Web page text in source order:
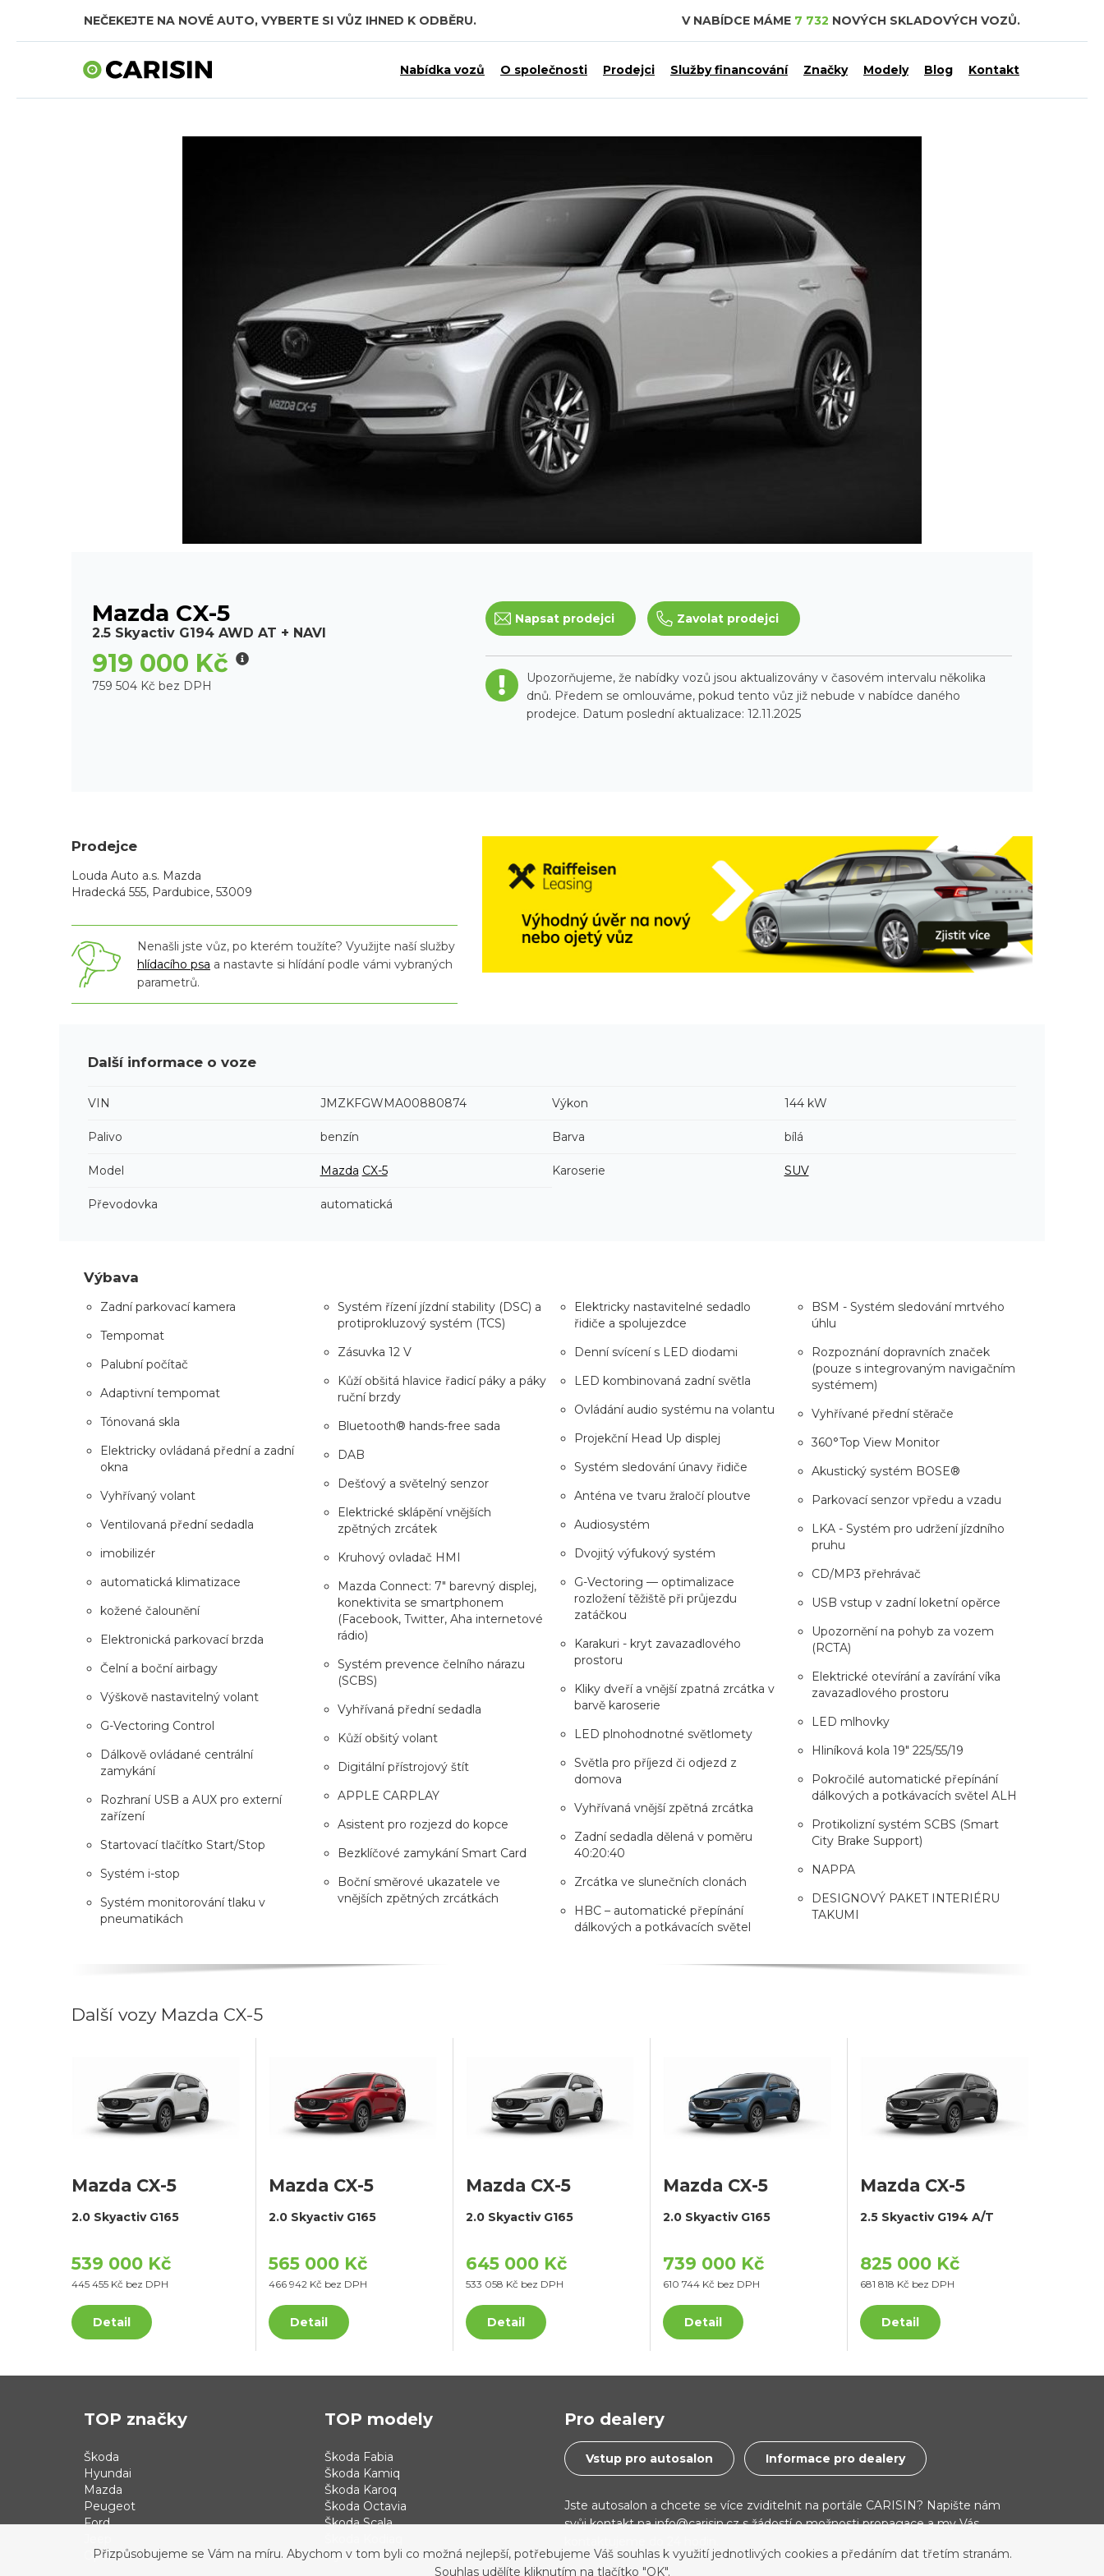
NEČEKEJTE NA NOVÉ AUTO, VYBERTE SI VŮZ IHNED K ODBĚRU.
SKLADOVÁ AUTA V CELKOVÉ HODNOTĚ TÉMĚŘ 7,5 MILIARDY KČ. V NABÍDCE MÁME 7 732 NOVÝCH SKLADOVÝCH VOZŮ.
Nabídka vozů O společnosti Prodejci Služby financování Značky Modely Blog Kontakt
Mazda CX-5
2.5 Skyactiv G194 AWD AT + NAVI
919 000 Kč
759 504 Kč bez DPH
Napsat prodejci Zavolat prodejci
Upozorňujeme, že nabídky vozů jsou aktualizovány v časovém intervalu několika
dnů. Předem se omlouváme, pokud tento vůz již nebude v nabídce daného
prodejce. Datum poslední aktualizace: 12.11.2025
Prodejce
Louda Auto a.s. Mazda
Hradecká 555, Pardubice, 53009
Nenašli jste vůz, po kterém toužíte? Využijte naší služby
hlídacího psa a nastavte si hlídání podle vámi vybraných
parametrů.
Další informace o voze
VIN JMZKFGWMA00880874 Výkon 144 kW
Palivo benzín Barva bílá
Model Mazda CX-5 Karoserie SUV
Převodovka automatická
Výbava
Zadní parkovací kamera
Tempomat
Palubní počítač
Adaptivní tempomat
Tónovaná skla
Elektricky ovládaná přední a zadní
okna
Vyhřívaný volant
Ventilovaná přední sedadla
imobilizér
automatická klimatizace
kožené čalounění
Elektronická parkovací brzda
Čelní a boční airbagy
Výškově nastavitelný volant
G-Vectoring Control
Dálkově ovládané centrální
zamykání
Rozhraní USB a AUX pro externí
zařízení
Startovací tlačítko Start/Stop
Systém i-stop
Systém monitorování tlaku v
pneumatikách
Systém řízení jízdní stability (DSC) a
protiprokluzový systém (TCS)
Zásuvka 12 V
Kůží obšitá hlavice řadicí páky a páky
ruční brzdy
Bluetooth® hands-free sada
DAB
Dešťový a světelný senzor
Elektrické sklápění vnějších
zpětných zrcátek
Kruhový ovladač HMI
Mazda Connect: 7" barevný displej,
konektivita se smartphonem
(Facebook, Twitter, Aha internetové
rádio)
Systém prevence čelního nárazu
(SCBS)
Vyhřívaná přední sedadla
Kůží obšitý volant
Digitální přístrojový štít
APPLE CARPLAY
Asistent pro rozjezd do kopce
Bezklíčové zamykání Smart Card
Boční směrové ukazatele ve
vnějších zpětných zrcátkách
Elektricky nastavitelné sedadlo
řidiče a spolujezdce
Denní svícení s LED diodami
LED kombinovaná zadní světla
Ovládání audio systému na volantu
Projekční Head Up displej
Systém sledování únavy řidiče
Anténa ve tvaru žraločí ploutve
Audiosystém
Dvojitý výfukový systém
G-Vectoring — optimalizace
rozložení těžiště při průjezdu
zatáčkou
Karakuri - kryt zavazadlového
prostoru
Kliky dveří a vnější zpatná zrcátka v
barvě karoserie
LED plnohodnotné světlomety
Světla pro příjezd či odjezd z
domova
Vyhřívaná vnější zpětná zrcátka
Zadní sedadla dělená v poměru
40:20:40
Zrcátka ve slunečních clonách
HBC – automatické přepínání
dálkových a potkávacích světel
BSM - Systém sledování mrtvého
úhlu
Rozpoznání dopravních značek
(pouze s integrovaným navigačním
systémem)
Vyhřívané přední stěrače
360°Top View Monitor
Akustický systém BOSE®
Parkovací senzor vpředu a vzadu
LKA - Systém pro udržení jízdního
pruhu
CD/MP3 přehrávač
USB vstup v zadní loketní opěrce
Upozornění na pohyb za vozem
(RCTA)
Elektrické otevírání a zavírání víka
zavazadlového prostoru
LED mlhovky
Hliníková kola 19" 225/55/19
Pokročilé automatické přepínání
dálkových a potkávacích světel ALH
Protikolizní systém SCBS (Smart
City Brake Support)
NAPPA
DESIGNOVÝ PAKET INTERIÉRU
TAKUMI
Další vozy Mazda CX-5
Mazda CX-5
2.0 Skyactiv G165
539 000 Kč
445 455 Kč bez DPH
Detail
Mazda CX-5
2.0 Skyactiv G165
565 000 Kč
466 942 Kč bez DPH
Detail
Mazda CX-5
2.0 Skyactiv G165
645 000 Kč
533 058 Kč bez DPH
Detail
Mazda CX-5
2.0 Skyactiv G165
739 000 Kč
610 744 Kč bez DPH
Detail
Mazda CX-5
2.5 Skyactiv G194 A/T
825 000 Kč
681 818 Kč bez DPH
Detail
TOP značky
Škoda
Hyundai
Mazda
Peugeot
Ford
Opel
TOP modely
Škoda Fabia
Škoda Kamiq
Škoda Karoq
Škoda Octavia
Škoda Scala
Hyundai i30
Pro dealery
Vstup pro autosalon Informace pro dealery
Jste autosalon a chcete se více zviditelnit na portále CARISIN? Napište nám
svůj kontakt na info@carisin.cz s žádostí o možnosti propagace a my Vás
Přizpůsobujeme se Vám na míru. Abychom v tom byli co možná nejlepší, potřebujeme Váš souhlas k využití jednotlivých cookies a předáním dat třetím stranám.
Souhlas udělíte kliknutím na tlačítko "OK".